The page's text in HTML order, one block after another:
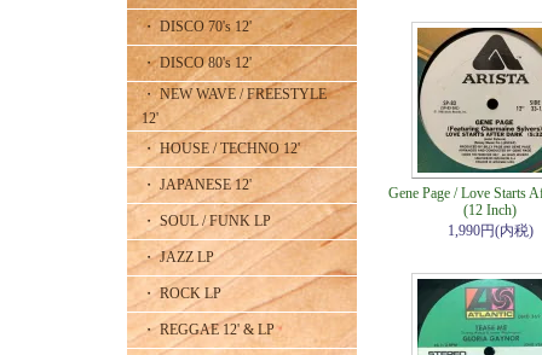
・ DISCO 70's 12'
・ DISCO 80's 12'
・ NEW WAVE / FREESTYLE
12'
・ HOUSE / TECHNO 12'
・ JAPANESE 12'
・ SOUL / FUNK LP
・ JAZZ LP
・ ROCK LP
・ REGGAE 12' & LP
Gene Page / Love Starts
(12 Inch)
1,990円(内税)